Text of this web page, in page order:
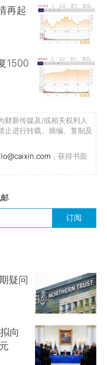
再起
1500
财新传媒及/或相关权利人
止进行转载、摘编、复制及
，获得书面
订阅
疑问
向